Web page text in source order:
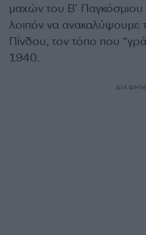
μαχών του Β’
λοιπόν να ανακαλύψουμε
Πίνδου, τον τόπο που
1940.